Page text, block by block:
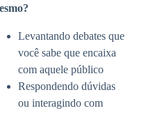
Levantando debates que
você sabe que encaixa
com aquele público
Respondendo dúvidas
ou interagindo com